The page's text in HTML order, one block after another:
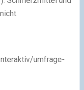
umfrage-